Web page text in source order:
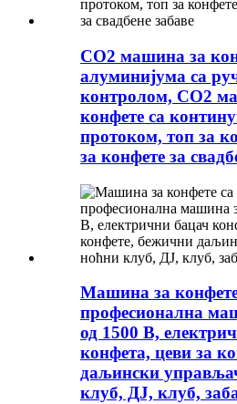
CO2 машина за
алуминијума са
контролом, CO2
конфете са
протоком, топ за
за конфете за
Машина за
професионална
од 1500 В,
конфета, цеви за
даљински
клуб, ДЈ, клуб,